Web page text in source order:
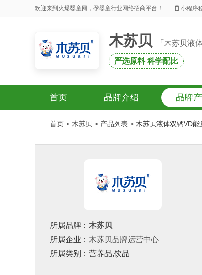
欢迎来到火爆婴童网，孕婴童行业网络招商平台！ 小程序
木苏贝 「木苏贝液
严选原料 科学配比
首页 品牌介绍 品牌
首页 > 木苏贝 > 产品列表 > 木苏贝液体双钙VD能
所属品牌： 木苏贝
所属企业： 木苏贝品牌运营中心
所属类别：营养品,饮品